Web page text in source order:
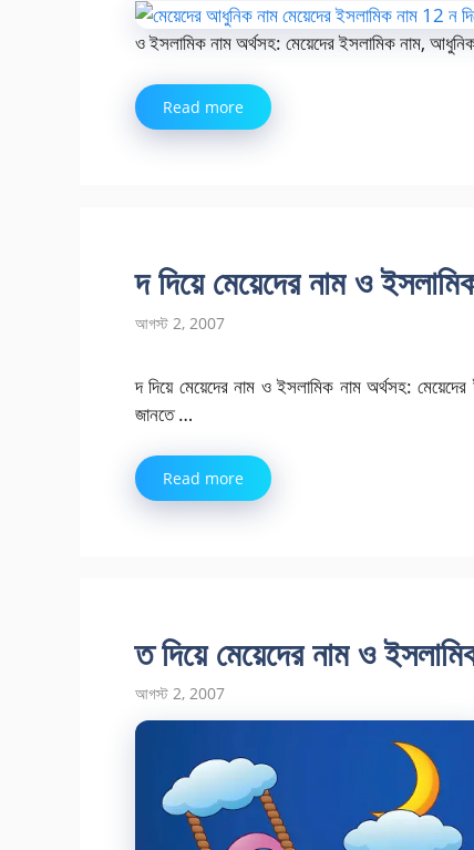
ও ইসলামিক নাম অর্থসহ: মেয়েদের ইসলামিক নাম,
Read more
দ দিয়ে মেয়েদের নাম ও
আগস্ট 2, 2007
দ দিয়ে মেয়েদের নাম ও ইসলামিক নাম অর্থসহ:
জানতে …
Read more
ত দিয়ে মেয়েদের নাম ও
আগস্ট 2, 2007